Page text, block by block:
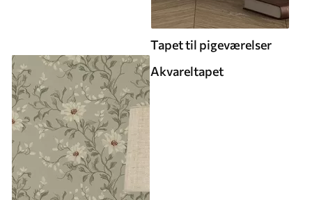
Tapet til pigeværelser
Akvareltapet